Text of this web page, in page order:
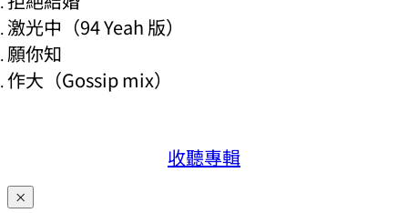
激光中（94 Yeah 版）
願你知
作大（Gossip mix）
收聽專輯
×